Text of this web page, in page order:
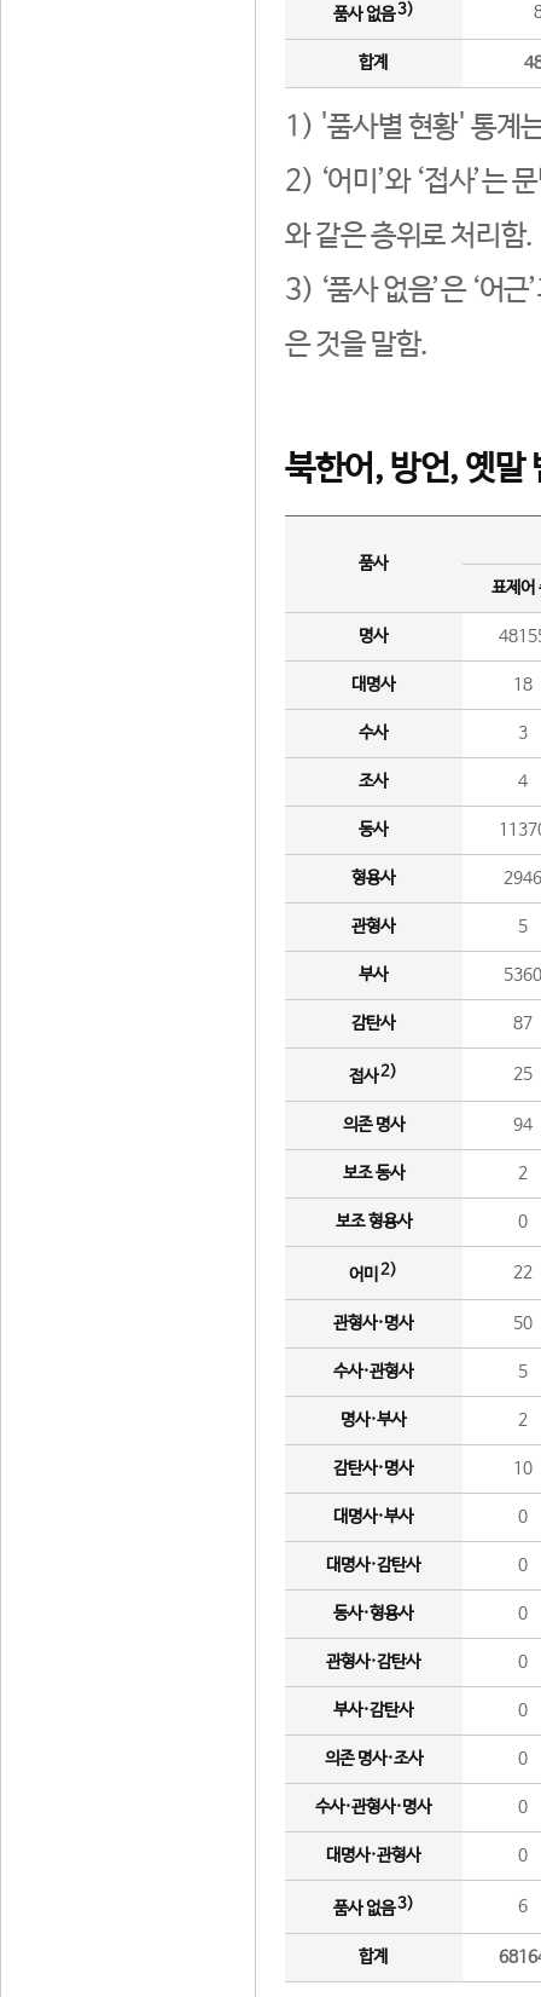
품사 없음3)
합계
1) '품사별 현황' 통계
2) ‘어미’와 ‘접사’는
와 같은 층위로 처리함.
3) ‘품사 없음’은 ‘어
은 것을 말함.
북한어, 방언, 옛말
품사
표제어
명사
대명사 18
수사 3
조사 4
동사
형용사 2946
관형사 5
부사 5360
감탄사 87
접사2) 25
의존 명사 94
보조 동사 2
보조 형용사 0
어미 2) 22
관형사·명사 50
수사·관형사 5
명사·부사 2
감탄사·명사 10
대명사·부사 0
대명사·감탄사 0
동사·형용사 0
관형사·감탄사 0
부사·감탄사 0
의존 명사·조사 0
수사·관형사·명사 0
대명사·관형사 0
품사 없음3) 6
합계